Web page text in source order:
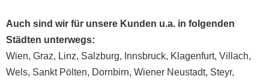
Auch sind wir für unsere Kunden u.a. in folgenden
Städten unterwegs:
Wien, Graz, Linz, Salzburg, Innsbruck, Klagenfurt, Villach,
Wels, Sankt Pölten, Dornbirn, Wiener Neustadt, Steyr,